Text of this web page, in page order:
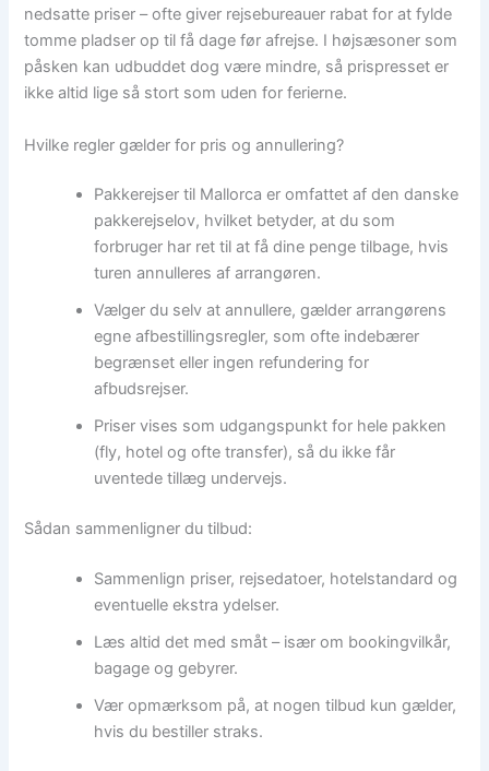
nedsatte priser – ofte giver rejsebureauer rabat for at fylde
tomme pladser op til få dage før afrejse. I højsæsoner som
påsken kan udbuddet dog være mindre, så prispresset er
ikke altid lige så stort som uden for ferierne.
Hvilke regler gælder for pris og annullering?
Pakkerejser til Mallorca er omfattet af den danske
pakkerejselov, hvilket betyder, at du som
forbruger har ret til at få dine penge tilbage, hvis
turen annulleres af arrangøren.
Vælger du selv at annullere, gælder arrangørens
egne afbestillingsregler, som ofte indebærer
begrænset eller ingen refundering for
afbudsrejser.
Priser vises som udgangspunkt for hele pakken
(fly, hotel og ofte transfer), så du ikke får
uventede tillæg undervejs.
Sådan sammenligner du tilbud:
Sammenlign priser, rejsedatoer, hotelstandard og
eventuelle ekstra ydelser.
Læs altid det med småt – især om bookingvilkår,
bagage og gebyrer.
Vær opmærksom på, at nogen tilbud kun gælder,
hvis du bestiller straks.